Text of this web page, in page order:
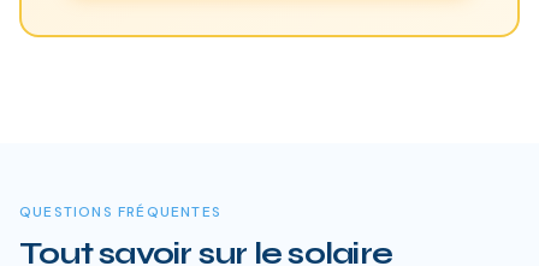
QUESTIONS FRÉQUENTES
Tout savoir sur le solaire